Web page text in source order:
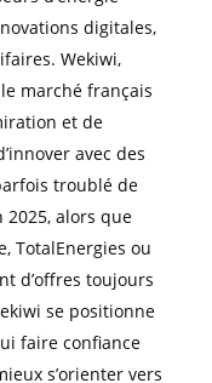
digitales,
Wekiwi,
marché français
et de
avec des
troublé de
2025, alors que
TotalEnergies ou
d’offres toujours
se positionne
faire confiance
s’orienter vers